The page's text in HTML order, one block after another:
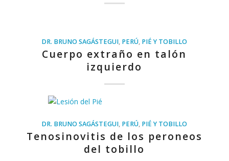
DR. BRUNO SAGÁSTEGUI, PERÚ, PIÉ Y TOBILLO
Cuerpo extraño en talón
izquierdo
DR. BRUNO SAGÁSTEGUI, PERÚ, PIÉ Y TOBILLO
Tenosinovitis de los peroneos
del tobillo